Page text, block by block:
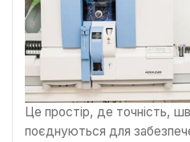
Це простір, де точність,
поєднуються для